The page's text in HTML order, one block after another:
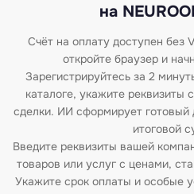
на
Счёт на оплату доступен без
откройте браузер и
Зарегистрируйтесь за 2
каталоге, укажите реквизиты
сделки. ИИ сформирует
итоговой
Введите реквизиты вашей
товаров или услуг с ценами,
Укажите срок оплаты и особые